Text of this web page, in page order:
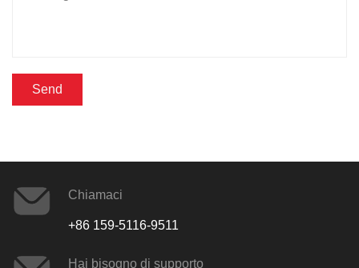
Chiamaci
+86 159-5116-9511
Hai bisogno di supporto